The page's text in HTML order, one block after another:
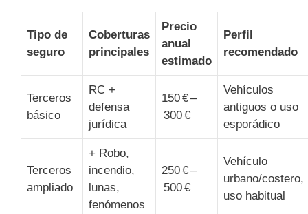
Tipo de
seguro
Coberturas
principales
Precio
anual
estimado
Perfil
recomendado
Terceros
básico
RC +
defensa
jurídica
150 € –
300 €
Vehículos
antiguos o uso
esporádico
Terceros
ampliado
+ Robo,
incendio,
lunas,
fenómenos
250 € –
500 €
Vehículo
urbano/costero,
uso habitual